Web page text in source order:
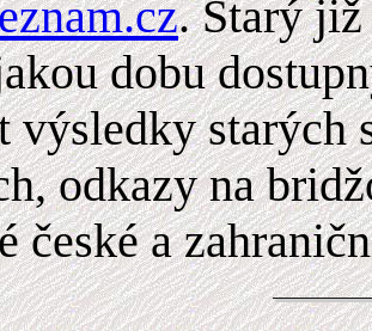
. Starý již
dobu
výsledky starých
odkazy na
české a